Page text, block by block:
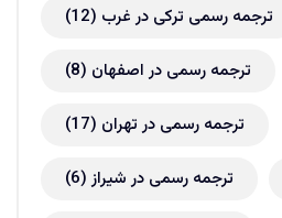
ترجمه رسمی ترکی در غرب (12)
ترجمه رسمی در اصفهان (8)
ترجمه رسمی در تهران (17)
ترجمه رسمی در شیراز(6)